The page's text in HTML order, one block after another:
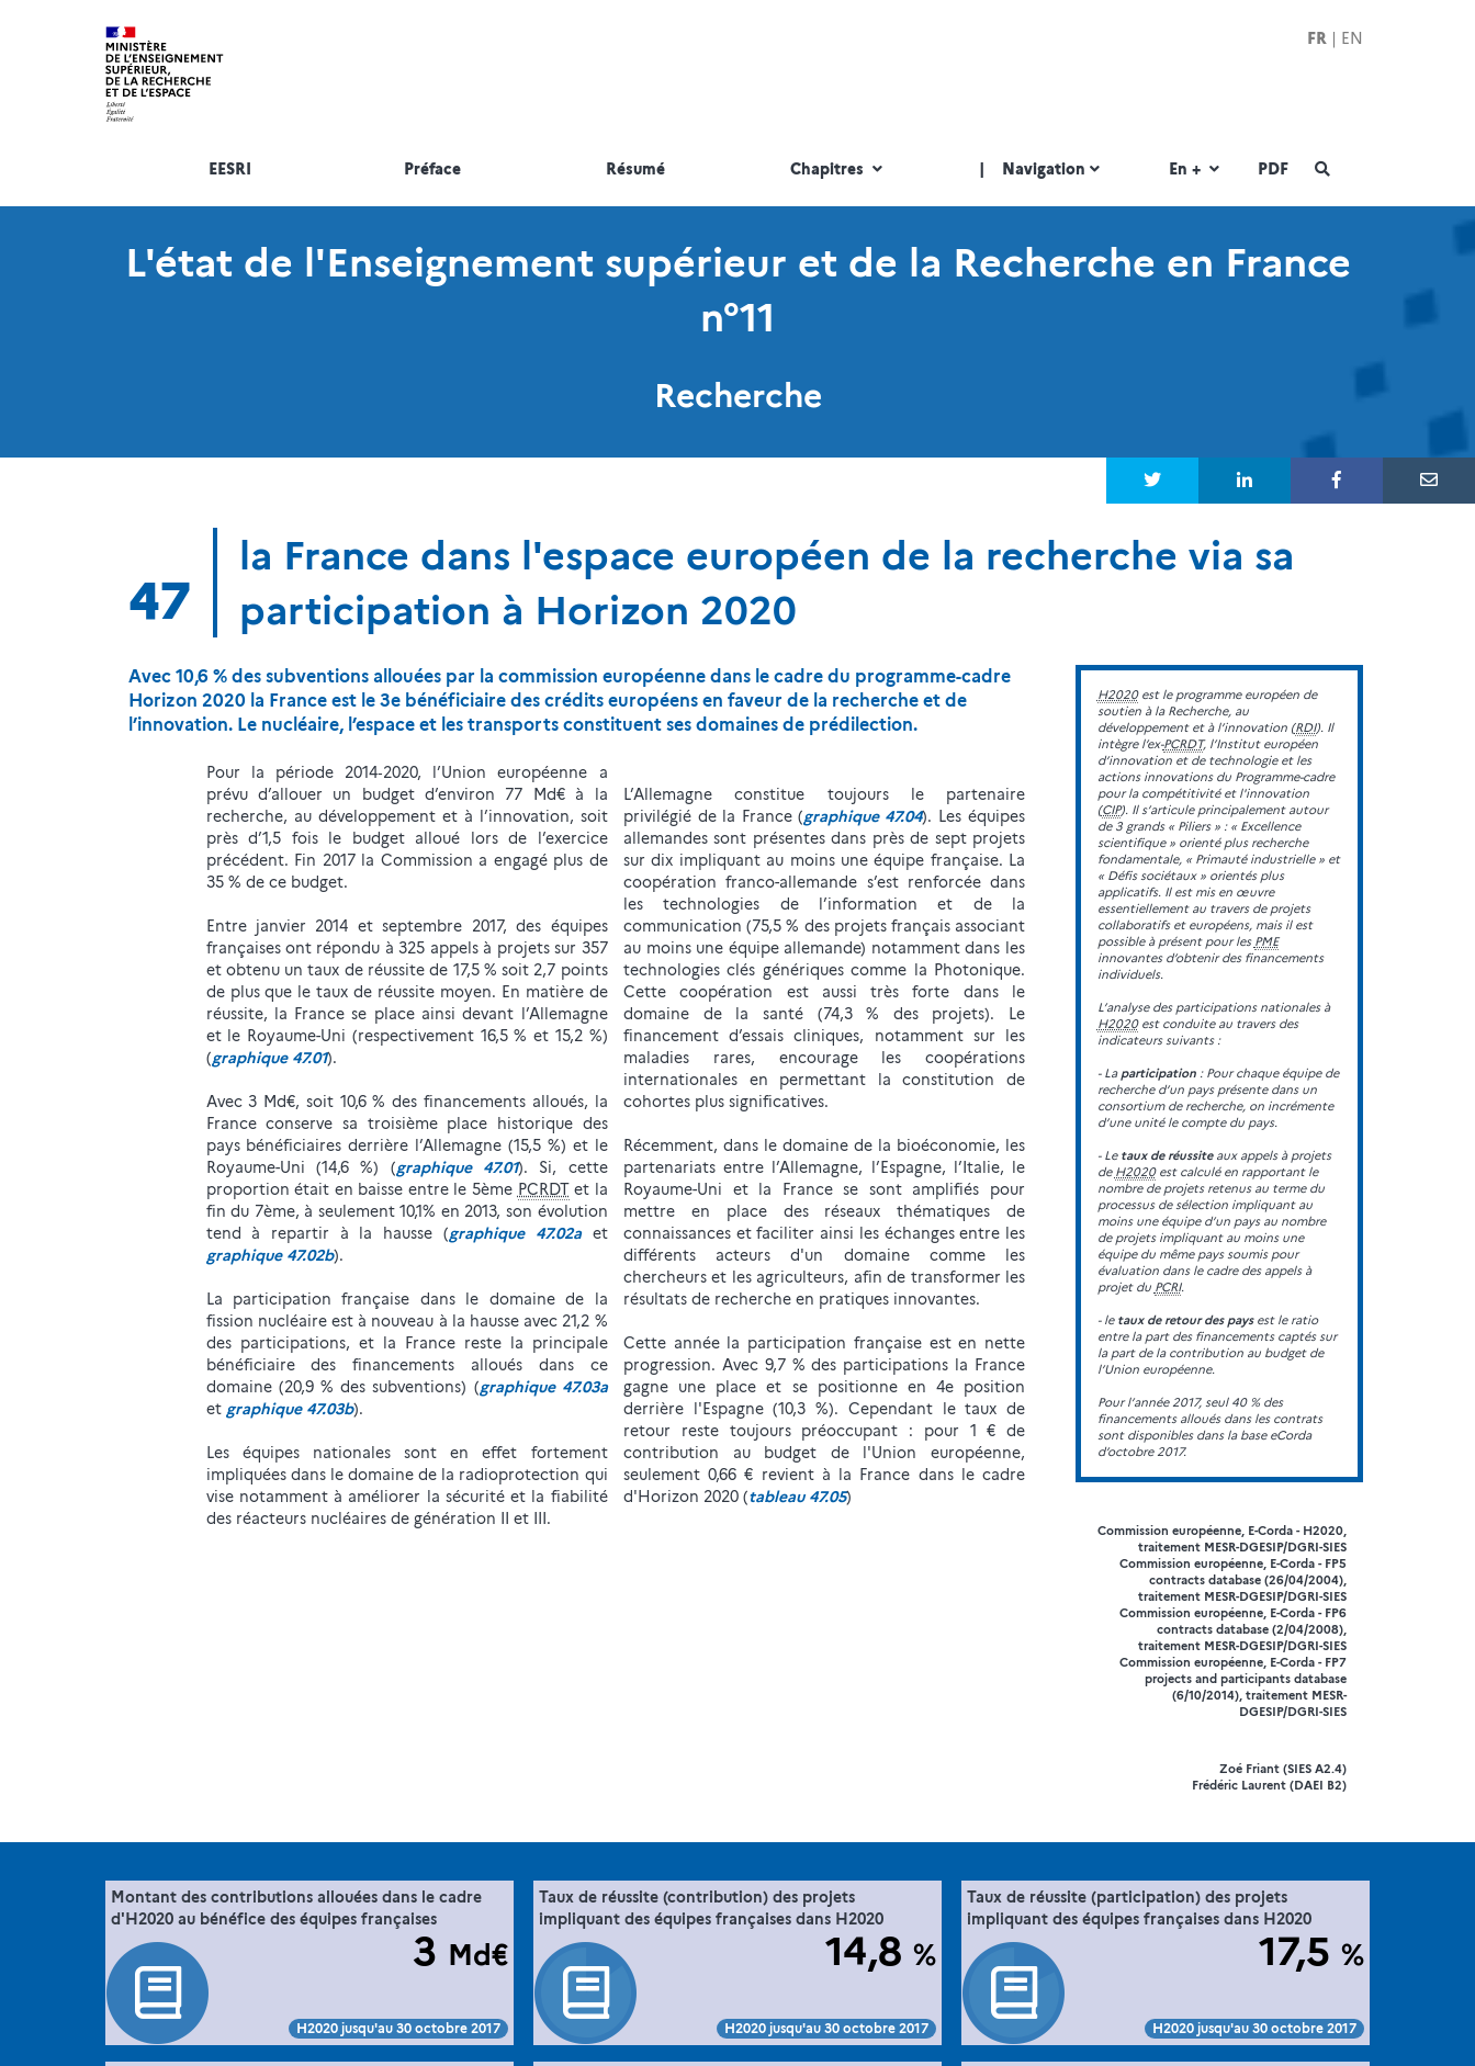
FR | EN
EESRI Préface Résumé Chapitres | Navigation En + PDF
L'état de l'Enseignement supérieur et de la Recherche en France
n°11
Recherche
47
la France dans l'espace européen de la recherche via sa
participation à Horizon 2020
Avec 10,6 % des subventions allouées par la commission européenne dans le cadre du programme-cadre
Horizon 2020 la France est le 3e bénéficiaire des crédits européens en faveur de la recherche et de
l’innovation. Le nucléaire, l’espace et les transports constituent ses domaines de prédilection.
Pour la période 2014‑2020, l’Union européenne a
prévu d’allouer un budget d’environ 77 Md€ à la
recherche, au développement et à l’innovation, soit
près d’1,5 fois le budget alloué lors de l’exercice
précédent. Fin 2017 la Commission a engagé plus de
35 % de ce budget.
Entre janvier 2014 et septembre 2017, des équipes
françaises ont répondu à 325 appels à projets sur 357
et obtenu un taux de réussite de 17,5 % soit 2,7 points
de plus que le taux de réussite moyen. En matière de
réussite, la France se place ainsi devant l’Allemagne
et le Royaume-Uni (respectivement 16,5 % et 15,2 %)
(graphique 47.01).
Avec 3 Md€, soit 10,6 % des financements alloués, la
France conserve sa troisième place historique des
pays bénéficiaires derrière l’Allemagne (15,5 %) et le
Royaume-Uni (14,6 %) (graphique 47.01). Si, cette
proportion était en baisse entre le 5ème PCRDTet la
fin du 7ème, à seulement 10,1% en 2013, son évolution
tend à repartir à la hausse (graphique 47.02aet
graphique 47.02b).
La participation française dans le domaine de la
fission nucléaire est à nouveau à la hausse avec 21,2 %
des participations, et la France reste la principale
bénéficiaire des financements alloués dans ce
domaine (20,9 % des subventions) (graphique 47.03a
et graphique 47.03b).
Les équipes nationales sont en effet fortement
impliquées dans le domaine de la radioprotection qui
vise notamment à améliorer la sécurité et la fiabilité
des réacteurs nucléaires de génération II et III.
L’Allemagne constitue toujours le partenaire
privilégié de la France (graphique 47.04). Les équipes
allemandes sont présentes dans près de sept projets
sur dix impliquant au moins une équipe française. La
coopération franco-allemande s’est renforcée dans
les technologies de l’information et de la
communication (75,5 % des projets français associant
au moins une équipe allemande) notamment dans les
technologies clés génériques comme la Photonique.
Cette coopération est aussi très forte dans le
domaine de la santé (74,3 % des projets). Le
financement d’essais cliniques, notamment sur les
maladies rares, encourage les coopérations
internationales en permettant la constitution de
cohortes plus significatives.
Récemment, dans le domaine de la bioéconomie, les
partenariats entre l’Allemagne, l’Espagne, l’Italie, le
Royaume-Uni et la France se sont amplifiés pour
mettre en place des réseaux thématiques de
connaissances et faciliter ainsi les échanges entre les
différents acteurs d'un domaine comme les
chercheurs et les agriculteurs, afin de transformer les
résultats de recherche en pratiques innovantes.
Cette année la participation française est en nette
progression. Avec 9,7 % des participations la France
gagne une place et se positionne en 4e position
derrière l'Espagne (10,3 %). Cependant le taux de
retour reste toujours préoccupant : pour 1 € de
contribution au budget de l'Union européenne,
seulement 0,66 € revient à la France dans le cadre
d'Horizon 2020 (tableau 47.05)
H2020est le programme européen de
soutien à la Recherche, au
développement et à l’innovation (RDI). Il
intègre l’ex-PCRDT, l’Institut européen
d’innovation et de technologie et les
actions innovations du Programme-cadre
pour la compétitivité et l'innovation
(CIP). Il s’articule principalement autour
de 3 grands « Piliers » : « Excellence
scientifique » orienté plus recherche
fondamentale, « Primauté industrielle » et
« Défis sociétaux » orientés plus
applicatifs. Il est mis en œuvre
essentiellement au travers de projets
collaboratifs et européens, mais il est
possible à présent pour les PME
innovantes d’obtenir des financements
individuels.
L’analyse des participations nationales à
H2020est conduite au travers des
indicateurs suivants :
- La participation: Pour chaque équipe de
recherche d’un pays présente dans un
consortium de recherche, on incrémente
d’une unité le compte du pays.
- Le taux de réussiteaux appels à projets
de H2020est calculé en rapportant le
nombre de projets retenus au terme du
processus de sélection impliquant au
moins une équipe d’un pays au nombre
de projets impliquant au moins une
équipe du même pays soumis pour
évaluation dans le cadre des appels à
projet du PCRI.
- le taux de retour des paysest le ratio
entre la part des financements captés sur
la part de la contribution au budget de
l’Union européenne.
Pour l’année 2017, seul 40 % des
financements alloués dans les contrats
sont disponibles dans la base eCorda
d’octobre 2017.
Commission européenne, E-Corda - H2020,
traitement MESR-DGESIP/DGRI-SIES
Commission européenne, E-Corda - FP5
contracts database (26/04/2004),
traitement MESR-DGESIP/DGRI-SIES
Commission européenne, E-Corda - FP6
contracts database (2/04/2008),
traitement MESR-DGESIP/DGRI-SIES
Commission européenne, E-Corda - FP7
projects and participants database
(6/10/2014), traitement MESR-
DGESIP/DGRI-SIES
Zoé Friant (SIES A2.4)
Frédéric Laurent (DAEI B2)
Montant des contributions allouées dans le cadre
d'H2020 au bénéfice des équipes françaises
3 Md€
H2020 jusqu'au 30 octobre 2017
Voir :
Intégrer :
Partager :
Extrait de la fiche "
47. la France dans l'espace européen de
la recherche via sa participation à Horizon 2020
".
Source :
Commission européenne, E-Corda -H2020 projects
and participants database (30/10/2015), traitement MESR-
Taux de réussite (contribution) des projets
impliquant des équipes françaises dans H2020
14,8 %
H2020 jusqu'au 30 octobre 2017
Voir :
Intégrer :
Partager :
Extrait de la fiche "
47. la France dans l'espace européen de
la recherche via sa participation à Horizon 2020
".
Source :
Commission européenne, E-Corda -H2020 projects
and participants database (30/10/2015), traitement MESR-
Taux de réussite (participation) des projets
impliquant des équipes françaises dans H2020
17,5 %
H2020 jusqu'au 30 octobre 2017
Voir :
Intégrer :
Partager :
Extrait de la fiche "
47. la France dans l'espace européen de
la recherche via sa participation à Horizon 2020
".
Source :
Commission européenne, E-Corda -H2020 projects
and participants database (30/10/2015), traitement MESR-